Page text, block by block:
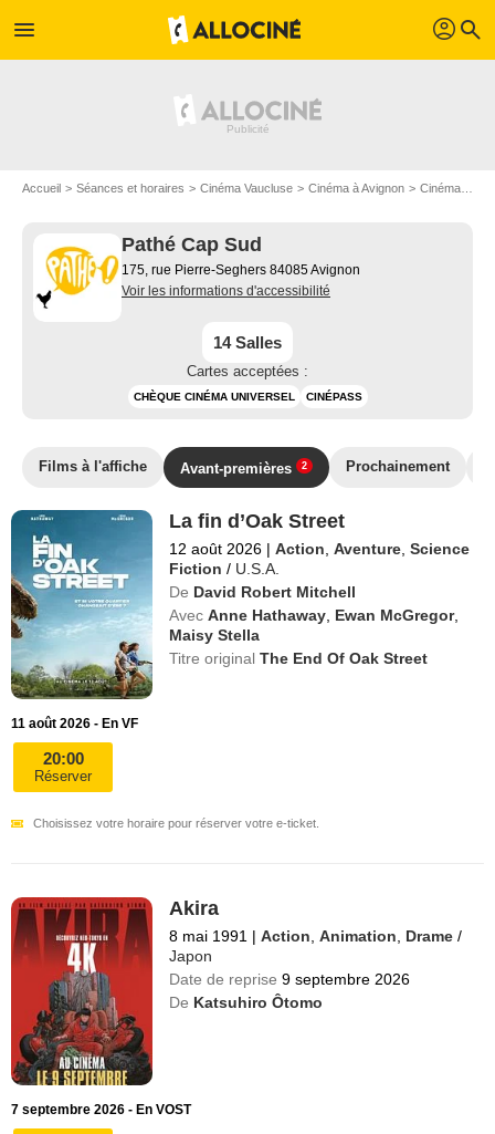
menu profil search
Accueil Séances et horaires Cinéma Vaucluse Cinéma à Avignon Cinéma Pathé Cap Sud
Pathé Cap Sud
175, rue Pierre-Seghers 84085 Avignon
Voir les informations d'accessibilité
14 Salles
Cartes acceptées :
CHÈQUE CINÉMA UNIVERSEL CINÉPASS
Films à l'affiche Avant-premières 2 Prochainement
La fin d’Oak Street
12 août 2026 | Action ,Aventure ,Science
Fiction / U.S.A.
De David Robert Mitchell
Avec Anne Hathaway Ewan McGregor,
Maisy Stella
Titre originalThe End Of Oak Street
11 août 2026 - En VF
20:00
Réserver
Choisissez votre horaire pour réserver votre e-ticket.
Akira
8 mai 1991 | Action ,Animation Drame /
Japon
Date de reprise 9 septembre 2026
De Katsuhiro Ôtomo
7 septembre 2026 - En VOST